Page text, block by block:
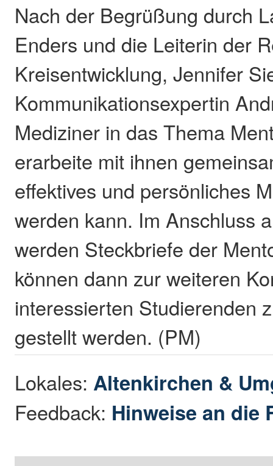
Nach der Begrüßung durch
Enders und die Leiterin der
Kreisentwicklung, Jennifer
Kommunikationsexpertin
Mediziner in das Thema
erarbeite mit ihnen
effektives und persönliches
werden kann. Im Anschluss
werden Steckbriefe der
können dann zur weiteren
interessierten Studierenden
gestellt werden. (PM)
Lokales: Altenkirchen &
Feedback: Hinweise an die